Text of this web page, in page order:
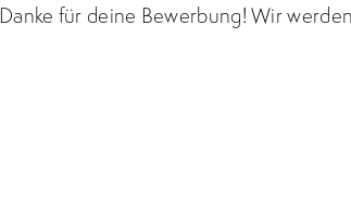
Danke für deine Bewerbung! Wir